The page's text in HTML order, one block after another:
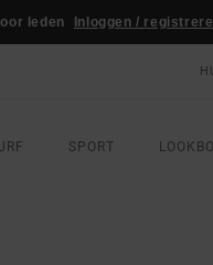
Nu meedoen
SPORT